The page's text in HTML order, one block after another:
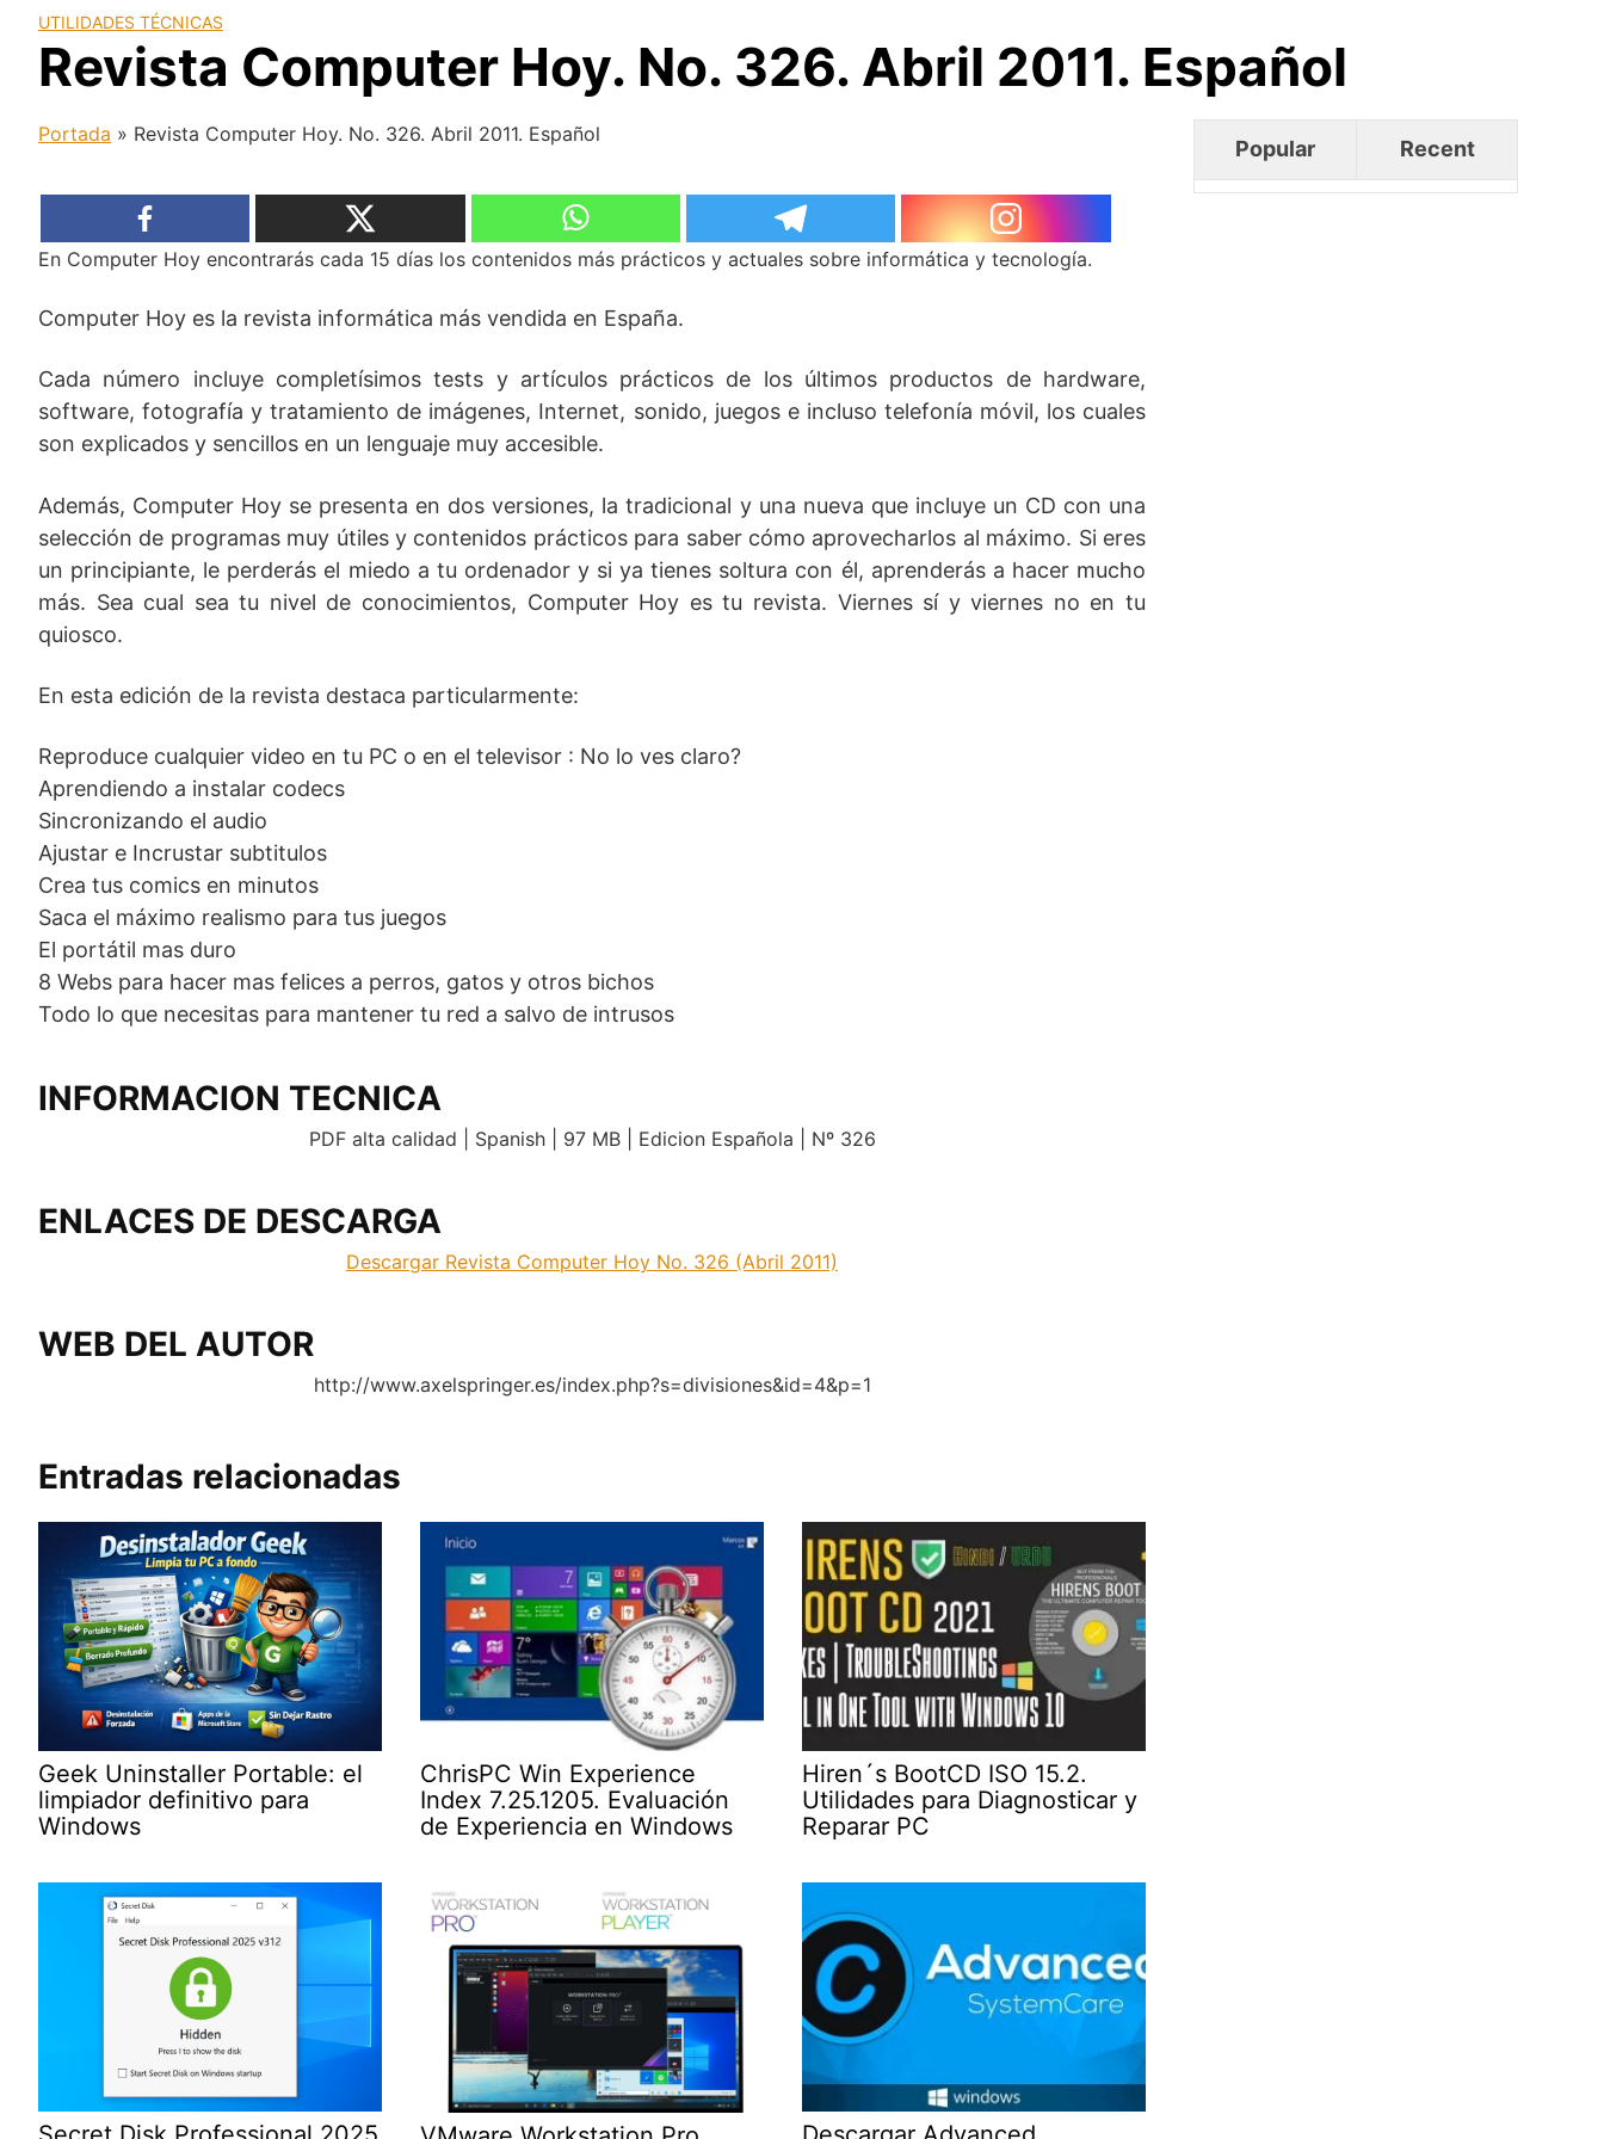
UTILIDADES TÉCNICAS
Revista Computer Hoy. No. 326. Abril 2011. Español
Portada » Revista Computer Hoy. No. 326. Abril 2011. Español
En Computer Hoy encontrarás cada 15 días los contenidos más prácticos y actuales sobre informática y tecnología.
Computer Hoy es la revista informática más vendida en España.
Cada número incluye completísimos tests y artículos prácticos de los últimos productos de hardware,
software, fotografía y tratamiento de imágenes, Internet, sonido, juegos e incluso telefonía móvil, los cuales
son explicados y sencillos en un lenguaje muy accesible.
Además, Computer Hoy se presenta en dos versiones, la tradicional y una nueva que incluye un CD con una
selección de programas muy útiles y contenidos prácticos para saber cómo aprovecharlos al máximo. Si eres
un principiante, le perderás el miedo a tu ordenador y si ya tienes soltura con él, aprenderás a hacer mucho
más. Sea cual sea tu nivel de conocimientos, Computer Hoy es tu revista. Viernes sí y viernes no en tu
quiosco.
En esta edición de la revista destaca particularmente:
Reproduce cualquier video en tu PC o en el televisor : No lo ves claro?
Aprendiendo a instalar codecs
Sincronizando el audio
Ajustar e Incrustar subtitulos
Crea tus comics en minutos
Saca el máximo realismo para tus juegos
El portátil mas duro
8 Webs para hacer mas felices a perros, gatos y otros bichos
Todo lo que necesitas para mantener tu red a salvo de intrusos
INFORMACION TECNICA
PDF alta calidad | Spanish | 97 MB | Edicion Española | Nº 326
ENLACES DE DESCARGA
Descargar Revista Computer Hoy No. 326 (Abril 2011)
WEB DEL AUTOR
http://www.axelspringer.es/index.php?s=divisiones&id=4&p=1
Entradas relacionadas
Geek Uninstaller Portable: el
limpiador definitivo para
Windows
ChrisPC Win Experience
Index 7.25.1205. Evaluación
de Experiencia en Windows
Hiren´s BootCD ISO 15.2.
Utilidades para Diagnosticar y
Reparar PC
Popular Recent